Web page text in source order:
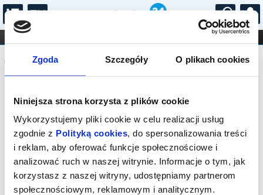
Zgoda Szczegóły O plikach cookies
Niniejsza strona korzysta z plików cookie
Wykorzystujemy pliki cookie w celu realizacji usług
zgodnie z Polityką cookies, do spersonalizowania treści
i reklam, aby oferować funkcje społecznościowe i
analizować ruch w naszej witrynie. Informacje o tym, jak
korzystasz z naszej witryny, udostępniamy partnerom
społecznościowym, reklamowym i analitycznym.
...
FILHARMONIA OPERA I BALET
STAND-UP
DLA DZIECI
Komunikat
Sprzedaż internetowa biletów na
wydarzenie zostałą zakończona. Kasa
biletowa otwierana jest na godzinę
przed rozpoczęciem wydarzenia.